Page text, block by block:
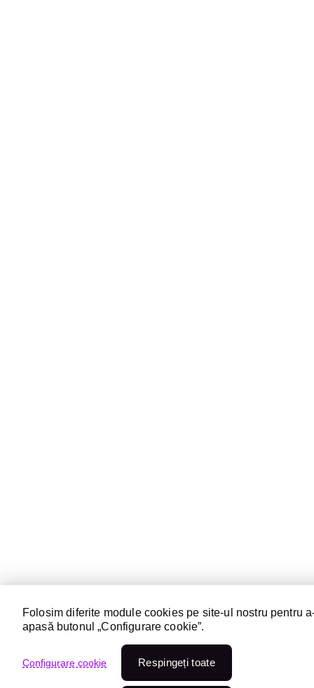
Folosim diferite module cookies pe site-ul nostru pentru
apasă butonul „Configurare cookie”.
Configurare cookie Respingeți toate